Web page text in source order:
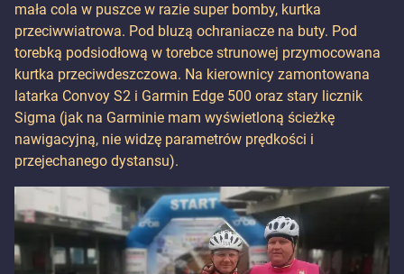
mała cola w puszce w razie super bomby, kurtka
przeciwwiatrowa. Pod bluzą ochraniacze na buty. Pod
torebką podsiodłową w torebce strunowej przymocowana
kurtka przeciwdeszczowa. Na kierownicy zamontowana
latarka Convoy S2 i Garmin Edge 500 oraz stary licznik
Sigma (jak na Garminie mam wyświetloną ścieżkę
nawigacyjną, nie widzę parametrów prędkości i
przejechanego dystansu).